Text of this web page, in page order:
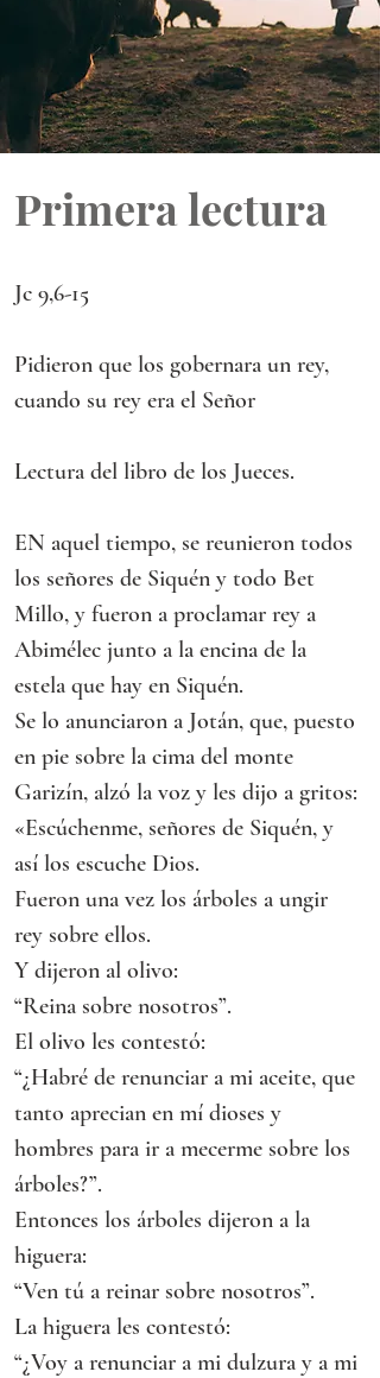
Primera lectura
Jc 9,6-15
Pidieron que los gobernara un rey,
cuando su rey era el Señor
Lectura del libro de los Jueces.
EN aquel tiempo, se reunieron todos
los señores de Siquén y todo Bet
Millo, y fueron a proclamar rey a
Abimélec junto a la encina de la
estela que hay en Siquén.
Se lo anunciaron a Jotán, que, puesto
en pie sobre la cima del monte
Garizín, alzó la voz y les dijo a gritos:
«Escúchenme, señores de Siquén, y
así los escuche Dios.
Fueron una vez los árboles a ungir
rey sobre ellos.
Y dijeron al olivo:
“Reina sobre nosotros”.
El olivo les contestó:
“¿Habré de renunciar a mi aceite, que
tanto aprecian en mí dioses y
hombres para ir a mecerme sobre los
árboles?”.
Entonces los árboles dijeron a la
higuera:
“Ven tú a reinar sobre nosotros”.
La higuera les contestó:
“¿Voy a renunciar a mi dulzura y a mi